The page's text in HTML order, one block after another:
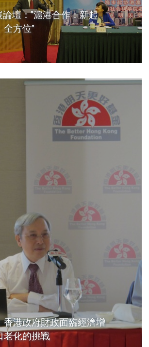
論壇：”滬港合作：新起
方位”
香港政府財政面臨經濟增
老化的挑戰